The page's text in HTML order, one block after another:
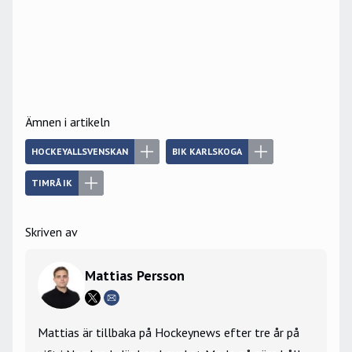
Ämnen i artikeln
HOCKEYALLSVENSKAN BIK KARLSKOGA
TIMRÅ IK
Skriven av
Mattias Persson
Mattias är tillbaka på Hockeynews efter tre år på